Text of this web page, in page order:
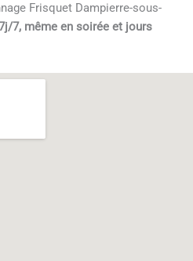
Frisquet Dampierre-sous-
7, même en soirée et jours